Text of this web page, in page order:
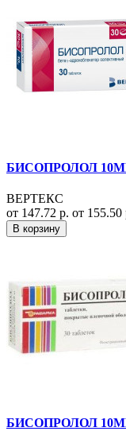
БИСОПРОЛОЛ
ВЕРТЕКС
от 147.72 р. от 155.50
В корзину
БИСОПРОЛОЛ